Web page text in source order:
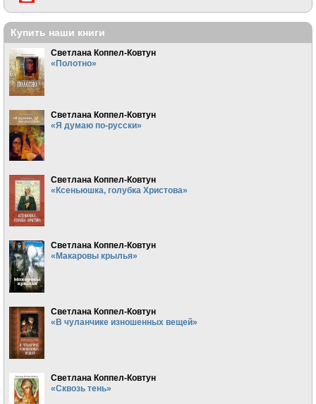
Купить наши книги
Светлана Коппел-Ковтун
«Полотно»
Светлана Коппел-Ковтун
«Я думаю по-русски»
Светлана Коппел-Ковтун
«Ксеньюшка, голубка Христова»
Светлана Коппел-Ковтун
«Макаровы крылья»
Светлана Коппел-Ковтун
«В чуланчике изношенных вещей»
Светлана Коппел-Ковтун
«Сквозь тень»